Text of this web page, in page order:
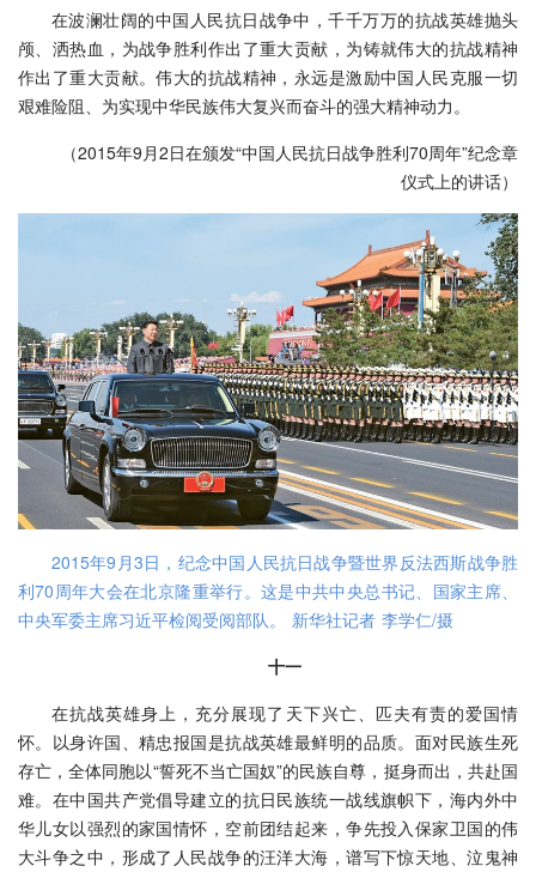
在波澜壮阔的中国人民抗日战争中，千千万万的抗战英雄抛头
颅、洒热血，为战争胜利作出了重大贡献，为铸就伟大的抗战精神
作出了重大贡献。伟大的抗战精神，永远是激励中国人民克服一切
艰难险阻、为实现中华民族伟大复兴而奋斗的强大精神动力。
（2015年9月2日在颁发“中国人民抗日战争胜利70周年”纪念章
仪式上的讲话）
2015年9月3日，纪念中国人民抗日战争暨世界反法西斯战争胜
利70周年大会在北京隆重举行。这是中共中央总书记、国家主席、
中央军委主席习近平检阅受阅部队。 新华社记者 李学仁/摄
十一
在抗战英雄身上，充分展现了天下兴亡、匹夫有责的爱国情
怀。以身许国、精忠报国是抗战英雄最鲜明的品质。面对民族生死
存亡，全体同胞以“誓死不当亡国奴”的民族自尊，挺身而出，共赴国
难。在中国共产党倡导建立的抗日民族统一战线旗帜下，海内外中
华儿女以强烈的家国情怀，空前团结起来，争先投入保家卫国的伟
大斗争之中，形成了人民战争的汪洋大海，谱写下惊天地、泣鬼神